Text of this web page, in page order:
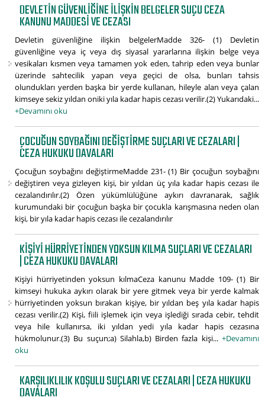
DEVLETIN GÜVENLIĞINE ILIŞKIN BELGELER SUÇU CEZA
KANUNU MADDESI VE CEZASI
Devletin güvenliğine ilişkin belgelerMadde 326- (1) Devletin
güvenliğine veya iç veya dış siyasal yararlarına ilişkin belge veya
vesikaları kısmen veya tamamen yok eden, tahrip eden veya bunlar
üzerinde sahtecilik yapan veya geçici de olsa, bunları tahsis
olundukları yerden başka bir yerde kullanan, hileyle alan veya çalan
kimseye sekiz yıldan oniki yıla kadar hapis cezası verilir.(2) Yukarıdaki...
+Devamını oku
ÇOCUĞUN SOYBAĞINI DEĞIŞTIRME SUÇLARI VE CEZALARI |
CEZA HUKUKU DAVALARI
Çocuğun soybağını değiştirmeMadde 231- (1) Bir çocuğun soybağını
değiştiren veya gizleyen kişi, bir yıldan üç yıla kadar hapis cezası ile
cezalandırılır.(2) Özen yükümlülüğüne aykırı davranarak, sağlık
kurumundaki bir çocuğun başka bir çocukla karışmasına neden olan
kişi, bir yıla kadar hapis cezası ile cezalandırılır
KIŞIYI HÜRRIYETINDEN YOKSUN KILMA SUÇLARI VE CEZALARI
| CEZA HUKUKU DAVALARI
Kişiyi hürriyetinden yoksun kılmaCeza kanunu Madde 109- (1) Bir
kimseyi hukuka aykırı olarak bir yere gitmek veya bir yerde kalmak
hürriyetinden yoksun bırakan kişiye, bir yıldan beş yıla kadar hapis
cezası verilir.(2) Kişi, fiili işlemek için veya işlediği sırada cebir, tehdit
veya hile kullanırsa, iki yıldan yedi yıla kadar hapis cezasına
hükmolunur.(3) Bu suçun;a) Silahla,b) Birden fazla kişi... +Devamını
oku
KARŞILIKLILIK KOŞULU SUÇLARI VE CEZALARI | CEZA HUKUKU
DAVALARI